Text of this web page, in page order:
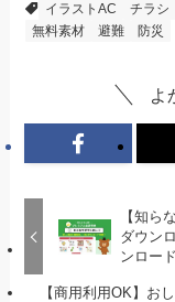
イラストAC
チラシ
無料素材
避難 防災
よ
【知ら
ダウン
ンロー
【商用利用OK】お